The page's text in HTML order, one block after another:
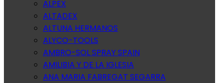
ALPEX
ALTADEX
ALTUNA HERMANOS
ALYCO-TOOLS
AMBRO-SOL SPRAY SPAIN
AMILIBIA Y DE LA IGLESIA
ANA MARIA FABREGAT SEGARRA